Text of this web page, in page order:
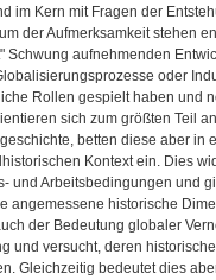
im Kern mit Fragen der
der Aufmerksamkeit stehen
Schwung aufnehmenden
oder
Rollen gespielt haben und
sich zum größten Teil
betten diese aber in
Kontext ein. Dies
und Arbeitsbedingungen und
angemessene historische
der Bedeutung globaler
und versucht, deren
Gleichzeitig bedeutet dies